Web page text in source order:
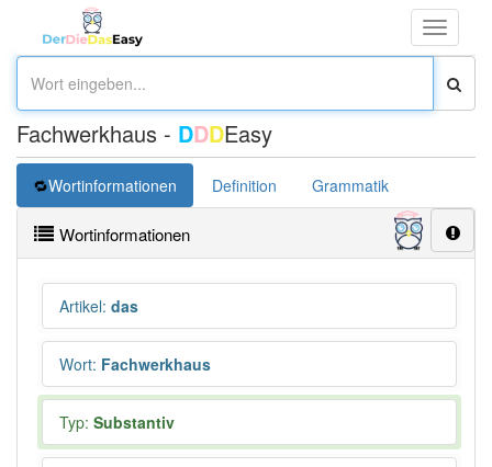
Toggle
Fachwerkhaus - DDDEasy
Wortinformationen Definition Grammatik
Wortinformationen
Artikel: das
Wort: Fachwerkhaus
Typ: Substantiv